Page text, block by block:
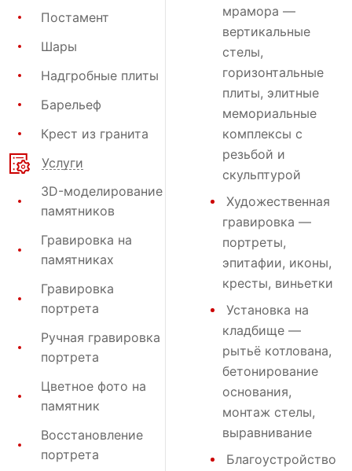
Постамент
Шары
Надгробные плиты
Барельеф
Крест из гранита
Услуги
3D-моделирование
памятников
Гравировка на
памятниках
Гравировка
портрета
Ручная гравировка
портрета
Цветное фото на
памятник
Восстановление
портрета
мрамора —
вертикальные
стелы,
горизонтальные
плиты, элитные
мемориальные
комплексы с
резьбой и
скульптурой
Художественная
гравировка —
портреты,
эпитафии, иконы,
кресты, виньетки
Установка на
кладбище —
рытьё котлована,
бетонирование
основания,
монтаж стелы,
выравнивание
Благоустройство